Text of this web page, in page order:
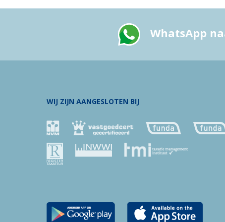
WhatsApp
WIJ ZIJN AANGESLOTEN BIJ